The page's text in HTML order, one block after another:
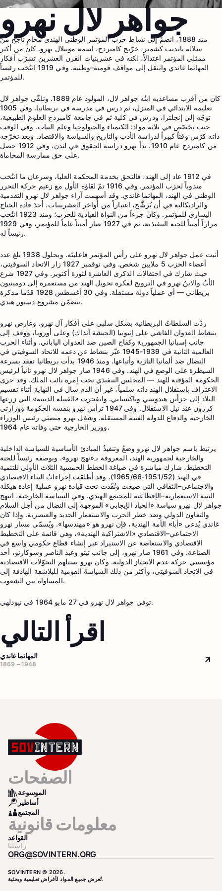
جواهر لال نهرو
منذ 1888، انضمّ إلى نشاط حزب المؤتمر الوطني الهندي محامٍ ناجح من
سلالة بانديت كشمير، خرّيج كامبردج، اسمه موتيلال نهرو. كان من أكثر
ممثلي المؤتمر اعتدالاً، لكنه في عشرينيات القرن العشرين تشرّب أفكار
المهاتما غاندي وانتقل إلى مواقف قومية–وطنية. وفي 1919 انتُخب رئيساً
للمؤتمر.
كان من أقرب مساعديه ابنُه جواهر لال، المولود عام 1889. وتلقّى جواهر لال
تعليمه الابتدائي في المنزل، ثم درس في مدرسة في بريطانيا. وفي 1905
توجّه إلى إنجلترا، ودرس في كلية ثم في جامعة كامبردج العلومَ الطبيعية،
حيث تخصّص في ثلاثة مواد: الكيمياء والجيولوجيا وعلم النبات. وفي الوقت
ذاته كرّس وقتاً كبيراً لدراسة الأدب والتاريخ والسياسة والاقتصاد. وبعد تخرّجه
من كامبردج عام 1910، بدأ نهرو دراسة الحقوق في لندن، وفي 1912 حصل
على حق ممارسة المحاماة.
في 1912 عاد إلى الهند، فالتحق بخدمة المحكمة العليا، وسرعان ما انتُخب
مندوباً لحزب المؤتمر. وفي 1916 تمّ لقاؤه الأول مع زعيم حركة التحرر
الوطني في الهند، المهاتما غاندي. وقد أسهمت آراء جواهر لال نهرو التقدمية
والراديكالية في أن يُرشَّح، اعتباراً من أواخر العشرينيات، أحدَ قادة الجناح
اليساري للمؤتمر. وكان جزءاً من النواة القيادية للحزب؛ ومنذ 1923 انتُخب
مراراً أميناً للجنة التنفيذية، ثم في 1927 صار أميناً عاماً للمؤتمر، وفي 1929
رئيساً له.
أثبت عمل جواهر لال نهرو على رأس المؤتمر فاعليتَه. وبحلول 1938 بلغ عدد
أعضاء الحزب 5 ملايين شخص. وفي نوفمبر 1927 زار الاتحاد السوفيتي،
حيث شارك في احتفالات الذكرى العاشرة لثورة أكتوبر. وفي 1927 شرع
الأبُ والابنُ نهرو في الترويج لفكرة تحويل الهند من مستعمرة إلى دومينيون
بريطاني — أي عملياً دولة مستقلة. وفي 30 أغسطس 1928 قدّما مذكرة
تتضمّن مشروع دستور هندي.
ردّت السلطاتُ البريطانية بشكل سلبي على أفكار آل نهرو. وعارض نهرو
بنشاط العدوان الفاشي على إثيوبيا (الحبشة آنذاك) وعلى أوروبا، ووقف إلى
جانب إسبانيا الجمهورية وكفاح الصين ضد العدوان الياباني. وأثناء الحرب
العالمية الثانية في 1939-1945 عبّر بنشاط عن دعمه للاتحاد السوفيتي في
النضال ضد ألمانيا النازية وأتباعها. ومنذ 1946 بدأت بريطانيا تفقد بسرعة
السيطرة على الوضع في الهند. وفي 1946 صار جواهر لال نهرو نائباً لرئيس
الحكومة المؤقتة للهند — المجلس التنفيذي تحت إمرة نائب الملك. وقد جرى
الاعتراف باستقلال الهند ذاته سلمياً، غير أن الدم سال في النهاية أثناء تقسيم
البلاد إلى جزأين هندوسي وباكستاني. وانفجرت «القنبلة الدينية» التي زرعها
كرزون عند نيل الاستقلال. وفي 1947 ترأس نهرو بنفسه الحكومةَ ووزارتي
الخارجية والدفاع للدولة الفتية المستقلة. وشغل نهرو منصبَي رئيس الوزراء
ووزير الخارجية حتى وفاته عام 1964.
يرتبط باسم جواهر لال نهرو وضعُ وتنفيذُ المبادئ الأساسية للسياسة الداخلية
والخارجية لجمهورية الهند، المعروفة بـ«نهج نهرو». وبوصفه رئيساً للجنة
التخطيط، شارك مباشرة في صياغة الخطط الخمسية الثلاث الأولى للتنمية
في الهند (1951/52-1965/66). وقد أطلقت إجراءاتُ البناء الاقتصادي
والاجتماعي–الثقافي التي صيغت ونُفّذت تحت قيادة نهرو عمليةَ إعادة هيكلة
البنية الاستعمارية–الإقطاعية للمجتمع الهندي. وفي السياسة الخارجية، انتهج
جواهر لال نهرو سياسة «الحياد الإيجابي» الموجهة إلى النضال من أجل السلام
والتعاون الدولي وضد خطر الحرب والاستعمار الجديد والعنصرية. وإذا كان
غاندي يُدعى «أبا» الأمة الهندية، فإن نهرو هو «مهندسها». ويُسمّى مسار نهرو
الاجتماعي–الاقتصادي «الاشتراكية الهندية»، وهي قائمة على التخطيط
الاقتصادي والاستعاضة عن الاستيراد عبر إنشاء قطاع حكومي واسع في
الصناعة. وفي 1961 صار نهرو، إلى جانب تيتو وعبد الناصر وسوكارنو، أحد
مؤسسي حركة عدم الانحياز الدولية. وكان نهرو يستلهم التحوّلات الاقتصادية
في الاتحاد السوفيتي، وأكثر من ذلك السياسةَ القومية للبلاشفة الهادفة إلى
المساواة بين الشعوب.
توفي جواهر لال نهرو في 27 مايو 1964 في نيودلهي.
اقرأ التالي
المهاتما غاندي
1869 – 1948
الصفحات
BOOKS
الموسوعة
SEARCH
أساطير
COMMUNITY
المجتمع
معلومات قانونية
القواعد
راسلنا
ORG@SOVINTERN.ORG
SOVINTERN © 2026.
تُعرض جميع المواد لأغراض تعليمية وبحثية.